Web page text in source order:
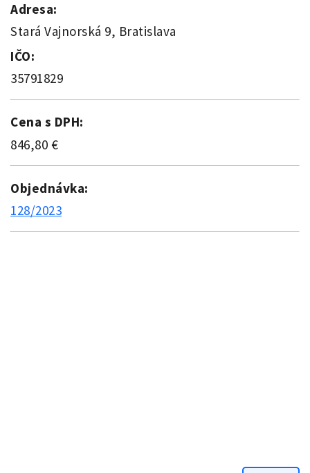
Adresa:
Stará Vajnorská 9, Bratislava
IČO:
35791829
Cena s DPH:
846,80 €
Objednávka:
128/2023